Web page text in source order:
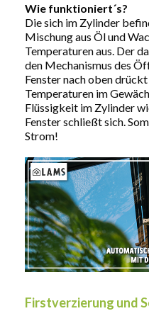
Wie funktioniert´s?
Die sich im Zylinder
Mischung aus Öl und
Temperaturen aus. Der
den Mechanismus des
Fenster nach oben
Temperaturen im
Flüssigkeit im Zylinder
Fenster schließt sich.
Strom!
Firstverzierung und